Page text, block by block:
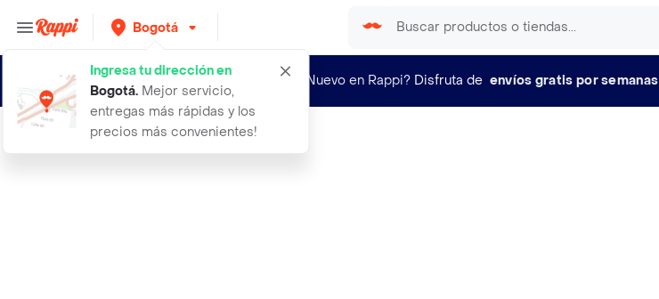
Bogotá
Ingresa tu dirección en
Bogotá. Mejor servicio,
entregas más rápidas y los
precios más convenientes!
¿Nuevo en Rappi? Disfruta de envíos gratis por semanas
casa nova vino tinto